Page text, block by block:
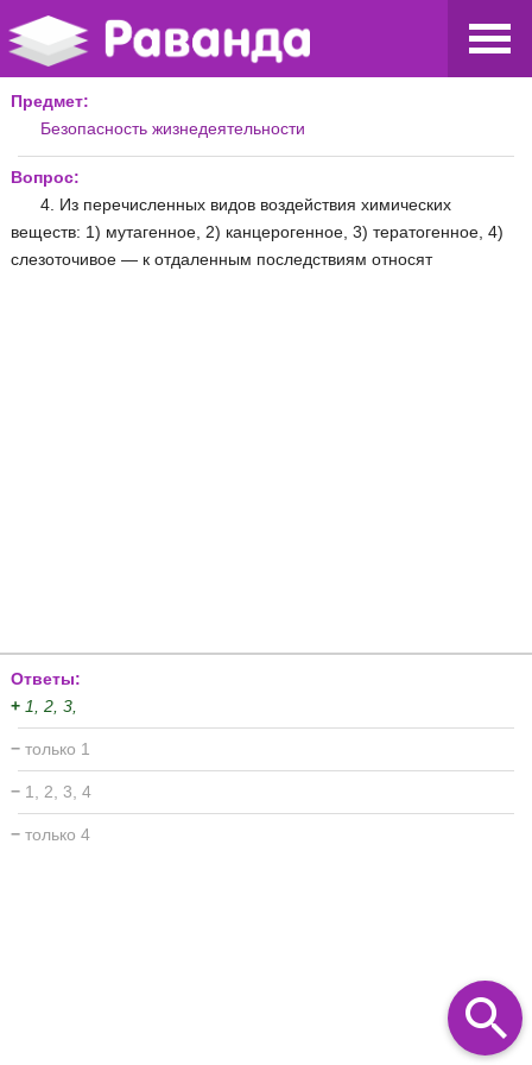
Предмет:
Безопасность жизнедеятельности
Вопрос:
4. Из перечисленных видов воздействия химических
веществ: 1) мутагенное, 2) канцерогенное, 3) тератогенное, 4)
слезоточивое — к отдаленным последствиям относят
Ответы:
+ 1, 2, 3,
− только 1
− 1, 2, 3, 4
− только 4